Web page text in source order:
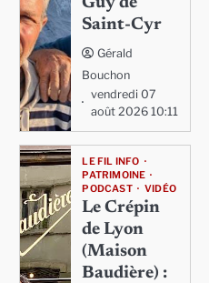
Saint-Cyr
Gérald
Bouchon
vendredi 07
août 2026 10:11
LE FIL INFO
PATRIMOINE
PODCAST
VIDÉO
Le Crépin
de Lyon
(Maison
Baudière) :